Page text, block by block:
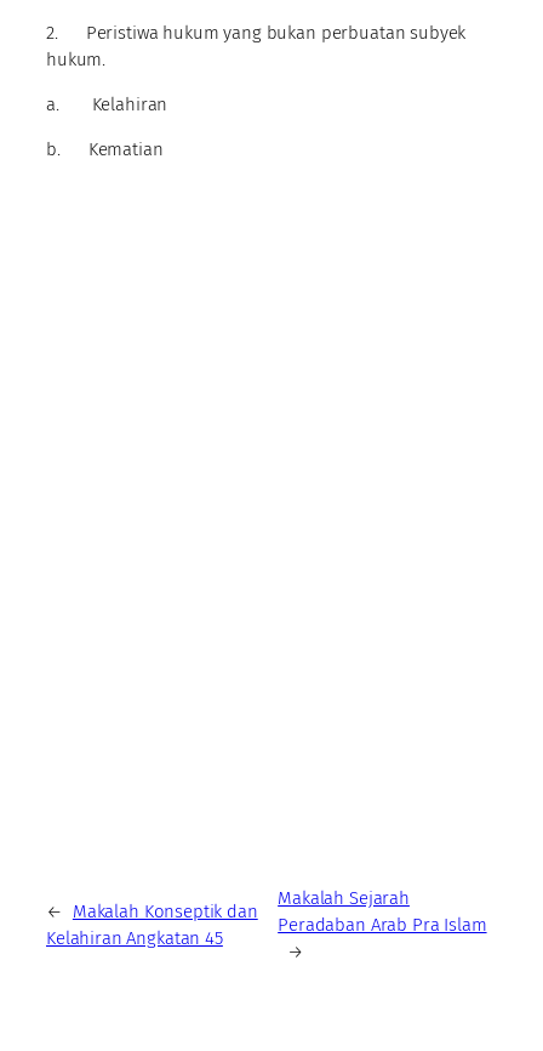
2. Peristiwa hukum yang bukan perbuatan subyek
hukum.
a. Kelahiran
b. Kematian
←
Makalah Konseptik dan
Kelahiran Angkatan 45
Makalah Sejarah
Peradaban Arab Pra Islam
→